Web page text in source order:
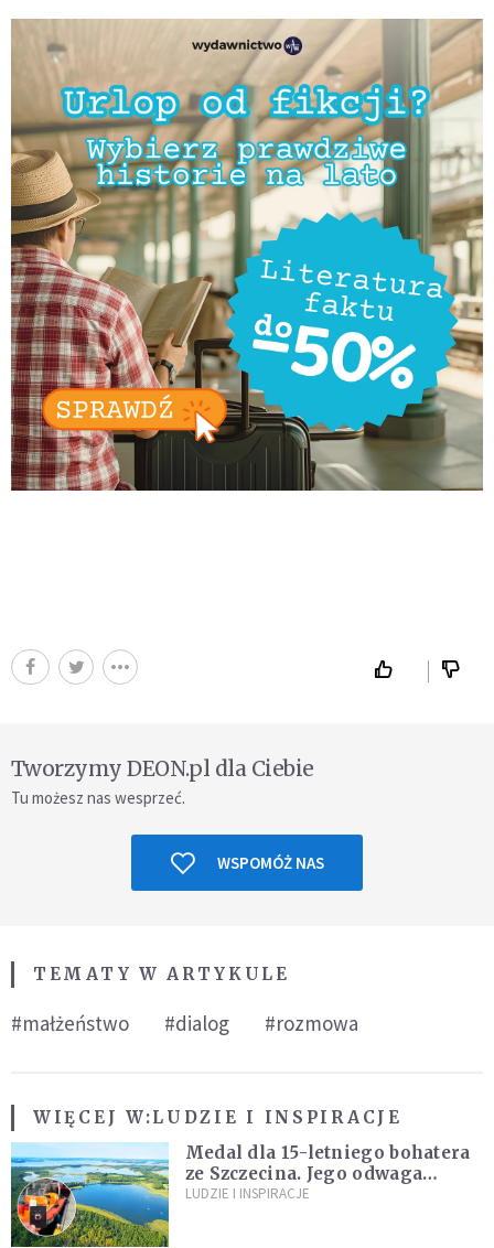
Tworzymy DEON.pl dla Ciebie
Tu możesz nas wesprzeć.
WSPOMÓŻ NAS
TEMATY W ARTYKULE
#małżeństwo #dialog #rozmowa
WIĘCEJ W:LUDZIE I INSPIRACJE
Medal dla 15-letniego bohatera
ze Szczecina. Jego odwaga
ocaliła ludzkie życie
LUDZIE I INSPIRACJE